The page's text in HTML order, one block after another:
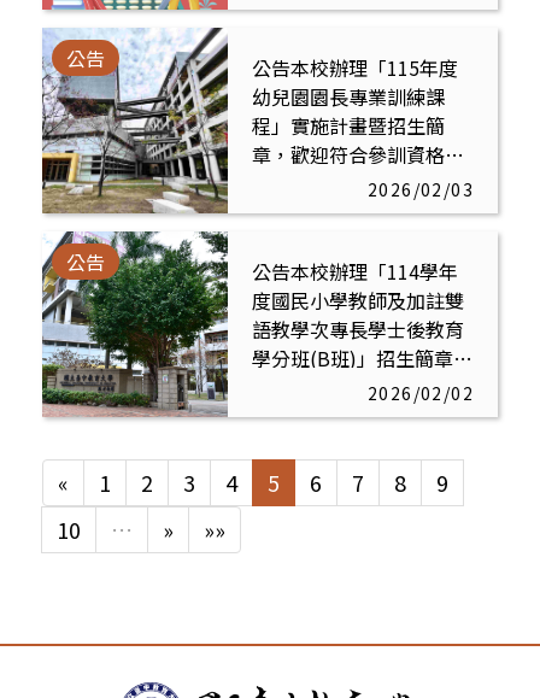
公告本校辦理「115年度
幼兒園園長專業訓練課
程」實施計畫暨招生簡
章，歡迎符合參訓資格之
教保及托育服務人員踴躍
參加
公告
2026/02/03
公告本校辦理「114學年
度國民小學教師及加註雙
語教學次專長學士後教育
學分班(B班)」招生簡章，
歡迎符合報考資格者踴躍
報名參加
公告
2026/02/02
« 1 2 3 4 5 6 7 8
9
10
… » »»